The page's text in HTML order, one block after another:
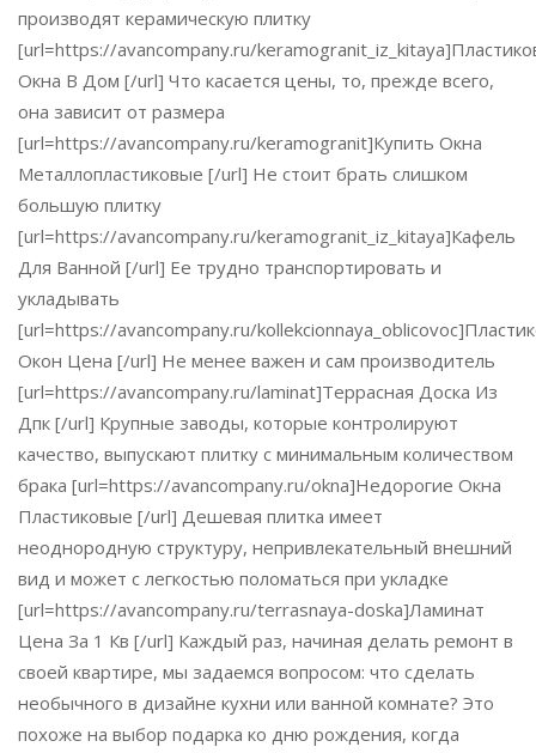
производят керамическую плитку
[url=https://avancompany.ru/
Окна В Дом [/url] Что касается цены, то, прежде всего,
она зависит от размера
[url=https://avancompany.ru/keramogranit]Купить Окна
Металлопластиковые [/url] Не стоит брать слишком
большую плитку
[url=https://avancompany.ru/keramogranit_iz_kitaya]Кафель
Для Ванной [/url] Ее трудно транспортировать и
укладывать
[url=https://avancompany.ru/
Окон Цена [/url] Не менее важен и сам производитель
[url=https://avancompany.ru/laminat]Террасная Доска Из
Дпк [/url] Крупные заводы, которые контролируют
качество, выпускают плитку с минимальным количеством
брака [url=https://avancompany.ru/okna]Недорогие Окна
Пластиковые [/url] Дешевая плитка имеет
неоднородную структуру, непривлекательный внешний
вид и может с легкостью поломаться при укладке
[url=https://avancompany.ru/terrasnaya-doska]Ламинат
Цена За 1 Кв [/url] Каждый раз, начиная делать ремонт в
своей квартире, мы задаемся вопросом: что сделать
необычного в дизайне кухни или ванной комнате? Это
похоже на выбор подарка ко дню рождения, когда